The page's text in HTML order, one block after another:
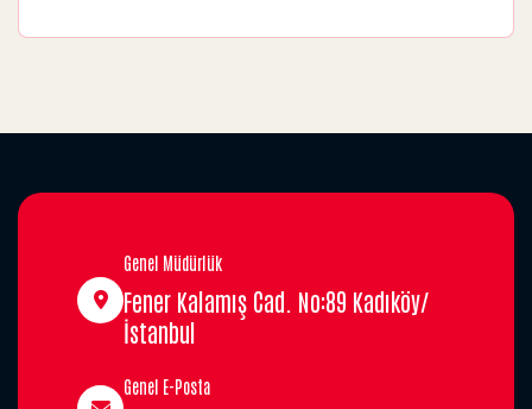
Genel Müdürlük
Fener Kalamış Cad. No:89 Kadıköy/
İstanbul
Genel E-Posta